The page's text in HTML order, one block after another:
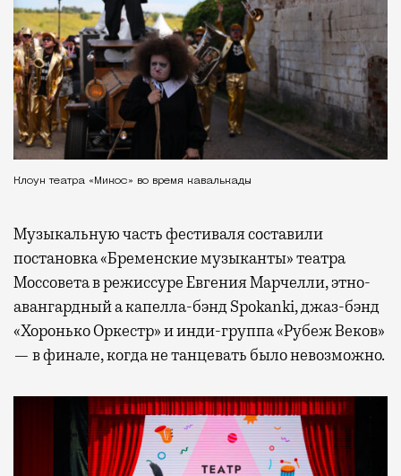
Клоун театра «Микос» во время кавалькады
Музыкальную часть фестиваля составили
постановка «Бременские музыканты» театра
Моссовета в режиссуре Евгения Марчелли, этно-
авангардный а капелла-бэнд Spokanki, джаз-бэнд
«Хоронько Оркестр» и инди-группа «Рубеж Веков»
— в финале, когда не танцевать было невозможно.